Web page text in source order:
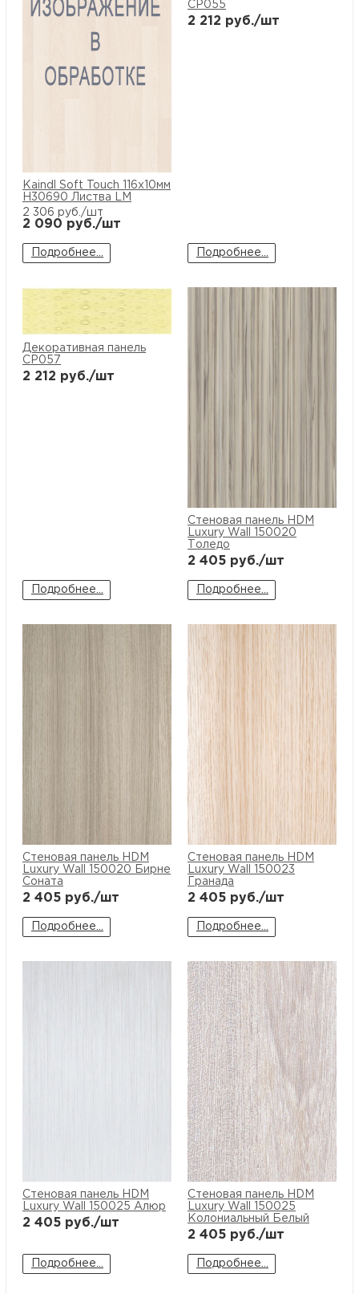
Kaindl Soft Touch 116x10мм
H30690 Листва LM
2 306 руб./шт
2 090 руб./шт
Подробнее...
CP055
2 212 руб./шт
Подробнее...
Декоративная панель
CP057
2 212 руб./шт
Подробнее...
Стеновая панель HDM
Luxury Wall 150020
Толедо
2 405 руб./шт
Подробнее...
Стеновая панель HDM
Luxury Wall 150020 Бирне
Соната
2 405 руб./шт
Подробнее...
Стеновая панель HDM
Luxury Wall 150023
Гранада
2 405 руб./шт
Подробнее...
Стеновая панель HDM
Luxury Wall 150025 Алюр
2 405 руб./шт
Подробнее...
Стеновая панель HDM
Luxury Wall 150025
Колониальный Белый
2 405 руб./шт
Подробнее...